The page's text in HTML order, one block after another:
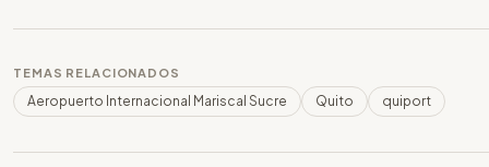
TEMAS RELACIONADOS
Aeropuerto Internacional Mariscal Sucre Quito quiport